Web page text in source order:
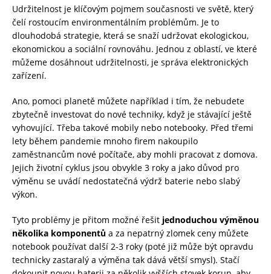
Udržitelnost je klíčovým pojmem současnosti ve světě, který
čelí rostoucím environmentálním problémům. Je to
dlouhodobá strategie, která se snaží udržovat ekologickou,
ekonomickou a sociální rovnováhu. Jednou z oblastí, ve které
můžeme dosáhnout udržitelnosti, je správa elektronických
zařízení.
Ano, pomoci planetě můžete například i tím, že nebudete
zbytečně investovat do nové techniky, když je stávající ještě
vyhovující. Třeba takové mobily nebo notebooky. Před třemi
lety během pandemie mnoho firem nakoupilo
zaměstnancům nové počítače, aby mohli pracovat z domova.
Jejich životní cyklus jsou obvykle 3 roky a jako důvod pro
výměnu se uvádí nedostatečná výdrž baterie nebo slabý
výkon.
Tyto problémy je přitom možné řešit jednoduchou výměnou
několika komponentů a za nepatrný zlomek ceny můžete
notebook používat další 2-3 roky (poté již může být opravdu
technicky zastaralý a výměna tak dává větší smysl). Stačí